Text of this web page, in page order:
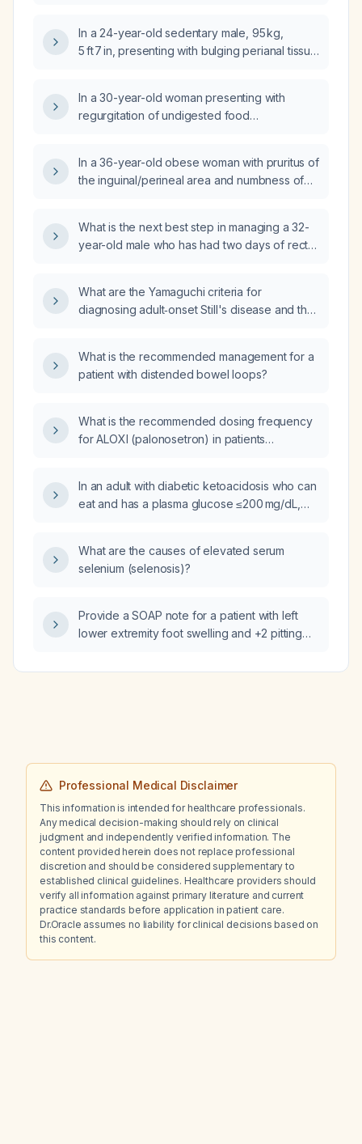
In a 24-year-old sedentary male, 95 kg,
5 ft 7 in, presenting with bulging perianal tissue
straining, what is the likely diagnosis and
appropriate treatment?
In a 30-year-old woman presenting with
regurgitation of undigested food
chronic constipation, what is the most likely
diagnosis and what initial investigations and
In a 36-year-old obese woman with pruritus of
the inguinal/perineal area and numbness of
What is the next best step in managing a 32-
year-old male who has had two days of rectal
What are the Yamaguchi criteria for
diagnosing adult‑onset Still's disease and the
What is the recommended management for a
patient with distended bowel loops?
What is the recommended dosing frequency
for ALOXI (palonosetron) in patients
In an adult with diabetic ketoacidosis who can
eat and has a plasma glucose ≤200 mg/dL,
stopping the intravenous insulin infusion, and
how should basal insulin be added if
What are the causes of elevated serum
selenium (selenosis)?
Provide a SOAP note for a patient with left
lower extremity foot swelling and +2 pitting
with lying down.
Professional Medical Disclaimer
This information is intended for healthcare professionals.
Any medical decision-making should rely on clinical
judgment and independently verified information. The
content provided herein does not replace professional
discretion and should be considered supplementary to
established clinical guidelines. Healthcare providers should
verify all information against primary literature and current
practice standards before application in patient care.
Dr.Oracle assumes no liability for clinical decisions based on
this content.